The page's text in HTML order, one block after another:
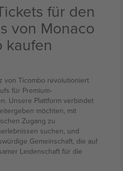
für den
von Monaco
kaufen
von Ticombo revolutioniert
für Premium-
Unsere Plattform verbindet
möchten, mit
Zugang zu
suchen, und
Gemeinschaft, die auf
Leidenschaft für die